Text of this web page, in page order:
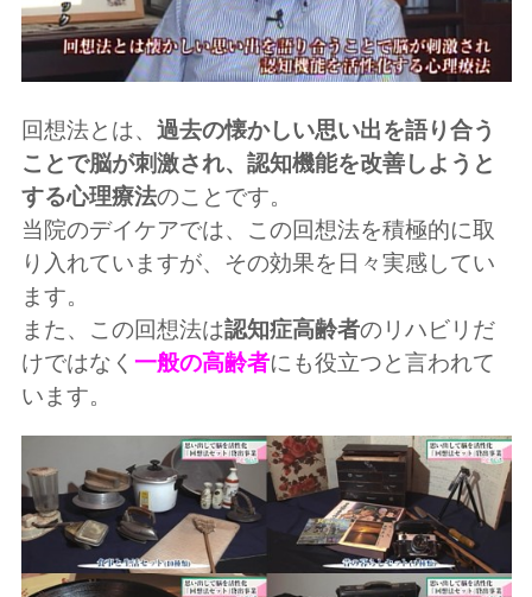
回想法とは、 過去の懐かしい思い出を語り合う
ことで脳が刺激され、認知機能を改善しようと
する心理療法のことです。
当院のデイケアでは、この回想法を積極的に取
り入れていますが、その効果を日々実感してい
ます。
また、この回想法は認知症高齢者のリハビリだ
けではなく 一般の高齢者にも役立つと言われて
います。